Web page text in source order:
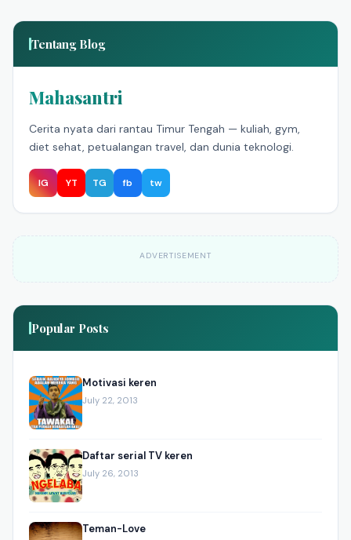
Tentang Blog
Mahasantri
Cerita nyata dari rantau Timur Tengah — kuliah, gym,
diet sehat, petualangan travel, dan dunia teknologi.
IG YT TG fb tw
ADVERTISEMENT
Popular Posts
Motivasi keren
July 22, 2013
Daftar serial TV keren
July 26, 2013
Teman-Love